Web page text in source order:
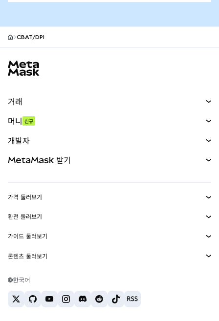
CBAT/DPI
거래
무기한 선물
실물자산
머니 신규
개발자
MetaMask Connect
Snaps
웹3 서비스
MetaMask 받기
보안
고객 지원
채용
가격 둘러보기
이더리움 가격
솔라나 가격
테더 가격
환전 둘러보기
ETH를 USD로 환전
USDT를 INR로 환전
BTC를 INR로 환전
ETH를 USDT로 환전
가이드 둘러보기
ETH 매수
USDT 매수
콘텐츠 둘러보기
솔라나 지갑
한국어